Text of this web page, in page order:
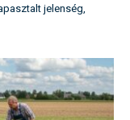
jelenség,